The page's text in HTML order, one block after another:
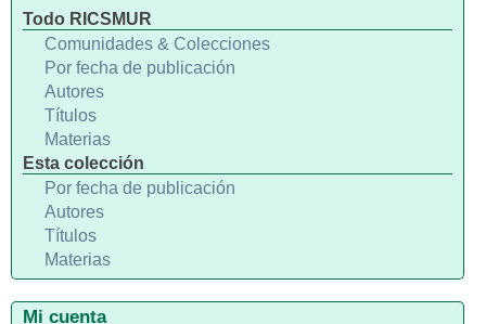
Todo RICSMUR
Comunidades & Colecciones
Por fecha de publicación
Autores
Títulos
Materias
Esta colección
Por fecha de publicación
Autores
Títulos
Materias
Mi cuenta